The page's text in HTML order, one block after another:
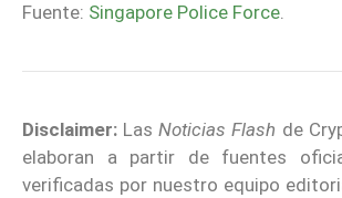
Fuente: Singapore Police Force.
Disclaimer: LasNoticias Flash de
elaboran a partir de fuentes
verificadas por nuestro equipo